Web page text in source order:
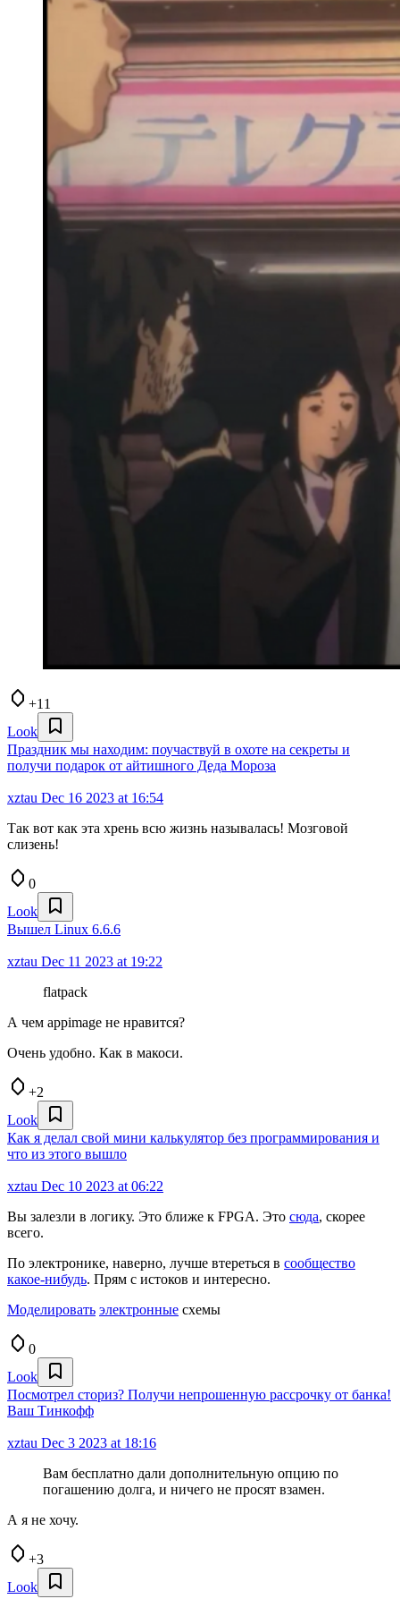
+11
Look
Праздник мы находим: поучаствуй в охоте на секреты и
получи подарок от айтишного Деда Мороза
xztau Dec 16 2023 at 16:54
Так вот как эта хрень всю жизнь называлась! Мозговой
слизень!
0
Look
Вышел Linux 6.6.6
xztau Dec 11 2023 at 19:22
flatpack
А чем appimage не нравится?
Очень удобно. Как в макоси.
+2
Look
Как я делал свой мини калькулятор без программирования и
что из этого вышло
xztau Dec 10 2023 at 06:22
Вы залезли в логику. Это ближе к FPGA. Это сюда, скорее
всего.
По электронике, наверно, лучше втереться в сообщество
какое‑нибудь. Прям с истоков и интересно.
Моделировать электронные схемы
0
Look
Посмотрел сториз? Получи непрошенную рассрочку от банка!
Ваш Тинкофф
xztau Dec 3 2023 at 18:16
Вам бесплатно дали дополнительную опцию по
погашению долга, и ничего не просят взамен.
А я не хочу.
+3
Look